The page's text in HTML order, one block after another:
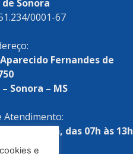
Sonora
0001-67
Fernandes de
Sonora – MS
Atendimento:
a sexta-feira, das 07h às 13h
e